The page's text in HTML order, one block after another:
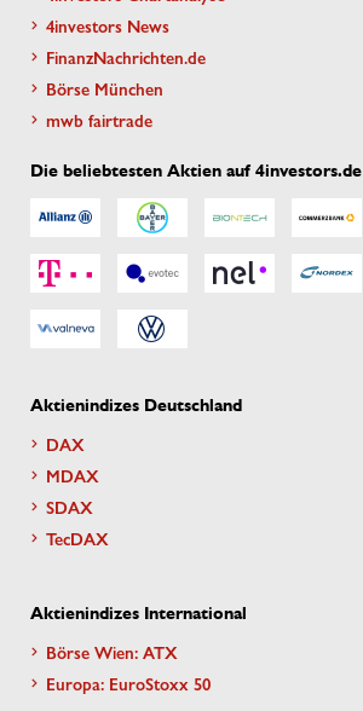
4investors News
FinanzNachrichten.de
Börse München
mwb fairtrade
Die beliebtesten Aktien auf 4investors.de
Aktienindizes Deutschland
DAX
MDAX
SDAX
TecDAX
Aktienindizes International
Börse Wien: ATX
Europa: EuroStoxx 50